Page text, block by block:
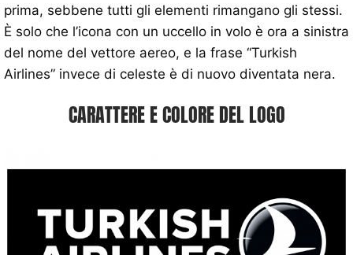
prima, sebbene tutti gli elementi rimangano gli stessi.
È solo che l’icona con un uccello in volo è ora a sinistra
del nome del vettore aereo, e la frase “Turkish
Airlines” invece di celeste è di nuovo diventata nera.
CARATTERE E COLORE DEL LOGO